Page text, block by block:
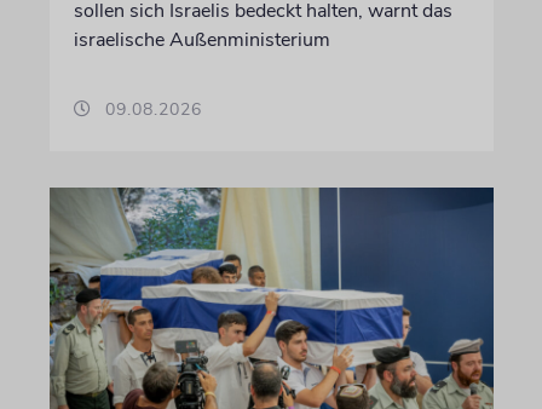
sollen sich Israelis bedeckt halten, warnt das
israelische Außenministerium
09.08.2026